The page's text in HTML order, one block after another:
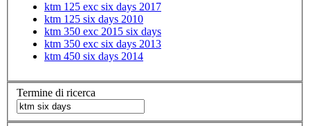
ktm 125 exc six days 2017
ktm 125 six days 2010
ktm 350 exc 2015 six days
ktm 350 exc six days 2013
ktm 450 six days 2014
Termine di ricerca